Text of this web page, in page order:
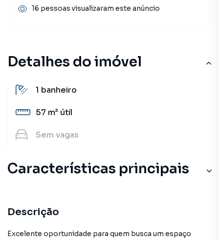
Detalhes do imóvel
1 banheiro
57 m² útil
Sem vagas
Características principais
Descrição
Excelente oportunidade para quem busca um espaço
16 pessoas visualizaram este anúncio